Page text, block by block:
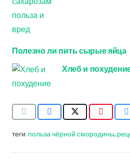
Полезно ли пить сырые яйца
Хлеб и
теги:польза чёрной смородины,